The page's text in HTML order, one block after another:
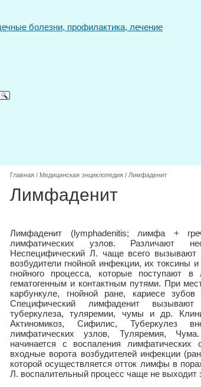
Главная / Медицинская энциклопедия / Лимфаденит
Лимфаденит
Лимфаденит (lymphadenitis; лимфа +
лимфатических узлов. Различают
Неспецифический Л. чаще всего вызывают
возбудители гнойной инфекции, их токсины
гнойного процесса, которые поступают
гематогенным и контактным путями. При
карбункуле, гнойной ране, кариесе
Специфический лимфаденит вызывают
туберкулеза, туляремии, чумы и др.
Актиномикоз, Сифилис, Туберкулез
лимфатических узлов, Туляремия,
начинается с воспаления
входные ворота возбудителей инфекции
которой осуществляется отток лимфы в
Л. воспалительный процесс чаще не